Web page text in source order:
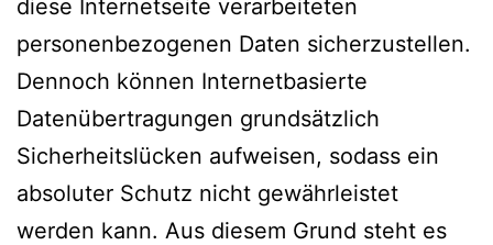
diese Internetseite verarbeiteten
personenbezogenen Daten sicherzustellen.
Dennoch können Internetbasierte
Datenübertragungen grundsätzlich
Sicherheitslücken aufweisen, sodass ein
absoluter Schutz nicht gewährleistet
werden kann. Aus diesem Grund steht es